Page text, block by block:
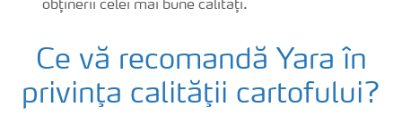
obţinerii celei mai bune calităţi.
Ce vă recomandă Yara în
privinţa calităţii cartofului?